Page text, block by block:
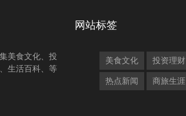
美食文化、投
生活百科、等
网站标签
美食文化 投资理财
热点新闻 商旅生涯